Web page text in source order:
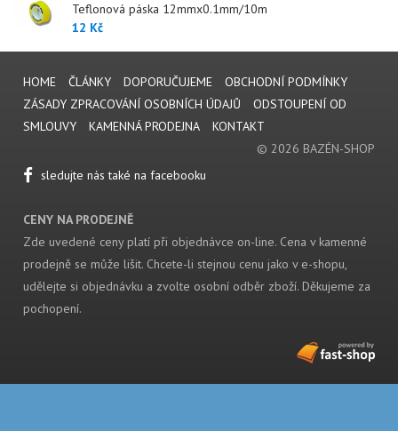
Teflonová páska 12mmx0.1mm/10m
12 Kč
HOME ČLÁNKY DOPORUČUJEME
OBCHODNÍ PODMÍNKY
ZÁSADY ZPRACOVÁNÍ OSOBNÍCH ÚDAJŮ
ODSTOUPENÍ OD
SMLOUVY
KAMENNÁ PRODEJNA
KONTAKT
© 2026 BAZÉN-SHOP
sledujte nás také na facebooku
CENY NA PRODEJNĚ
Zde uvedené ceny platí při objednávce on-line. Cena v kamenné
prodejně se může lišit. Chcete-li stejnou cenu jako v e-shopu,
udělejte si objednávku a zvolte osobní odběr zboží. Děkujeme za
pochopení.